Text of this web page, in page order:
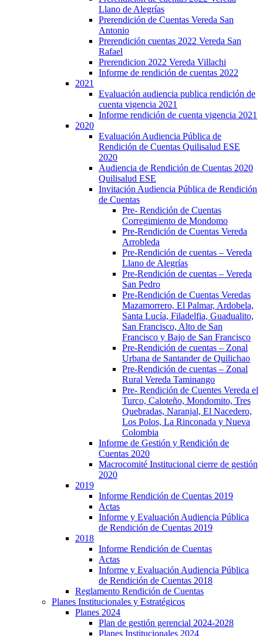
Llano de Alegrías
Prerendición de Cuentas Vereda San
Antonio
Prerendición cuentas 2022 Vereda San
Rafael
Prerendicion 2022 Vereda Villachi
Informe de rendición de cuentas 2022
2021
Evaluación audiencia publica rendición de
cuenta vigencia 2021
Informe rendición de cuenta vigencia 2021
2020
Evaluación Audiencia Pública de
Rendición de Cuentas Quilisalud ESE
2020
Audiencia de Rendición de Cuentas 2020
Quilisalud ESE
Invitación Audiencia Pública de Rendición
de Cuentas
Pre- Rendición de Cuentas
Corregimiento de Mondomo
Pre-Rendición de Cuentas Vereda
Arrobleda
Pre-Rendición de cuentas – Vereda
Llano de Alegrías
Pre-Rendición de cuentas – Vereda
San Pedro
Pre-Rendición de Cuentas Veredas
Mazamorrero, El Palmar, Ardobela,
Santa Lucía, Filadelfia, Guadualito,
San Francisco, Alto de San
Francisco y Bajo de San Francisco
Pre-Rendición de cuentas – Zonal
Urbana de Santander de Quilichao
Pre-Rendición de cuentas – Zonal
Rural Vereda Taminango
Pre- Rendición de Cuentes Vereda el
Turco, Caloteño, Mondomito, Tres
Quebradas, Naranjal, El Nacedero,
Los Polos, La Rinconada y Nueva
Colombia
Informe de Gestión y Rendición de
Cuentas 2020
Macrocomité Institucional cierre de gestión
2020
2019
Informe Rendición de Cuentas 2019
Actas
Informe y Evaluación Audiencia Pública
de Rendición de Cuentas 2019
2018
Informe Rendición de Cuentas
Actas
Informe y Evaluación Audiencia Pública
de Rendición de Cuentas 2018
Reglamento Rendición de Cuentas
Planes Institucionales y Estratégicos
Planes 2024
Plan de gestión gerencial 2024-2028
Planes Institucionales 2024